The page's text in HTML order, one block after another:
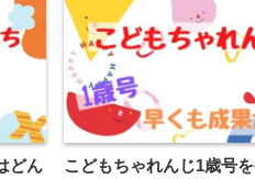
どん
こどもちゃれんじ1歳号